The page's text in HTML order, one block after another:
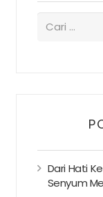
Dari Hati
Senyum